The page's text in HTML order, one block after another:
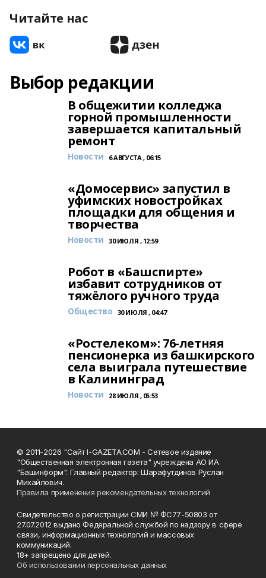
Читайте нас
Выбор редакции
В общежитии колледжа
горной промышленности
завершается капитальный
ремонт
Новости 6 АВГУСТА , 06:15
«Домосервис» запустил в
уфимских новостройках
площадки для общения и
творчества
Новости 30 ИЮЛЯ , 12:59
Робот в «Башспирте»
избавит сотрудников от
тяжёлого ручного труда
Общество 30 ИЮЛЯ , 04:47
«Ростелеком»: 76-летняя
пенсионерка из башкирского
села выиграла путешествие
в Калининград
Новости 28 ИЮЛЯ , 05:53
© 2011-2026 "Сайт I-GAZETA.COM - Сетевое издание
"Общественная электронная газета" учреждена АО ИА
"Башинформ". Главный редактор: Шарафутдинов Руслан
Михайлович.
Правила применения рекомендательных технологий
Свидетельство о регистрации СМИ № ФС77-50803 от
27.07.2012 выдано Федеральной службой по надзору в сфере
связи, информационных технологий и массовых
коммуникаций.
18+ запрещено для детей.
Об использовании персональных данных